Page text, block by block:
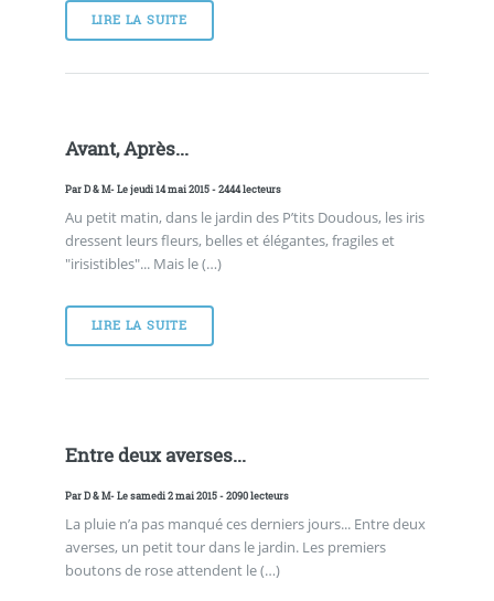
LIRE LA SUITE
Avant, Après...
ParD & M- Le jeudi 14 mai 2015 - 2444 lecteurs
Au petit matin, dans le jardin des P’tits Doudous, les iris
dressent leurs fleurs, belles et élégantes, fragiles et
"irisistibles"... Mais le (…)
LIRE LA SUITE
Entre deux averses...
ParD & M- Le samedi 2 mai 2015 - 2090 lecteurs
La pluie n’a pas manqué ces derniers jours... Entre deux
averses, un petit tour dans le jardin. Les premiers
boutons de rose attendent le (…)